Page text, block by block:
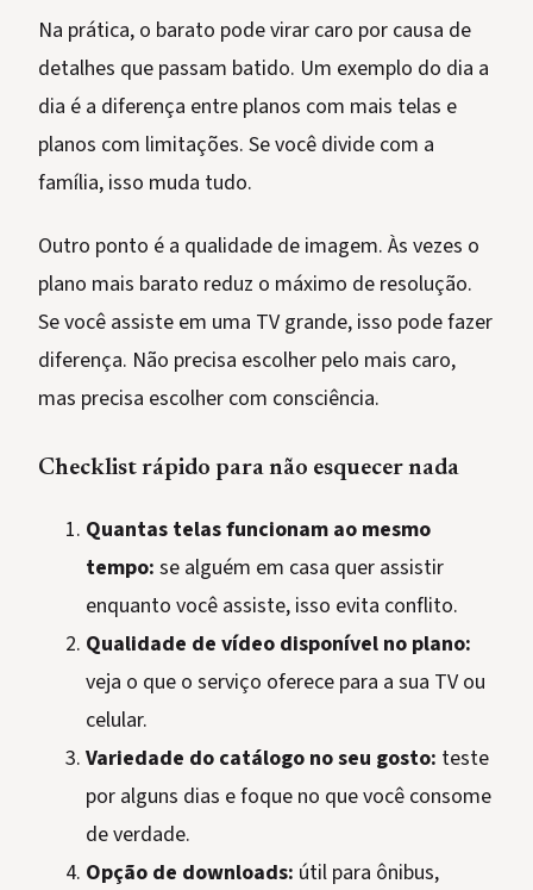
Na prática, o barato pode virar caro por causa de
detalhes que passam batido. Um exemplo do dia a
dia é a diferença entre planos com mais telas e
planos com limitações. Se você divide com a
família, isso muda tudo.
Outro ponto é a qualidade de imagem. Às vezes o
plano mais barato reduz o máximo de resolução.
Se você assiste em uma TV grande, isso pode fazer
diferença. Não precisa escolher pelo mais caro,
mas precisa escolher com consciência.
Checklist rápido para não esquecer nada
Quantas telas funcionam ao mesmo
tempo: se alguém em casa quer assistir
enquanto você assiste, isso evita conflito.
Qualidade de vídeo disponível no plano:
veja o que o serviço oferece para a sua TV ou
celular.
Variedade do catálogo no seu gosto: teste
por alguns dias e foque no que você consome
de verdade.
Opção de downloads: útil para ônibus,